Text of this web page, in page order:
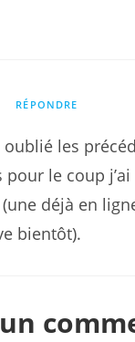
RÉPONDRE
oublié les
le coup
déjà en
bientôt).